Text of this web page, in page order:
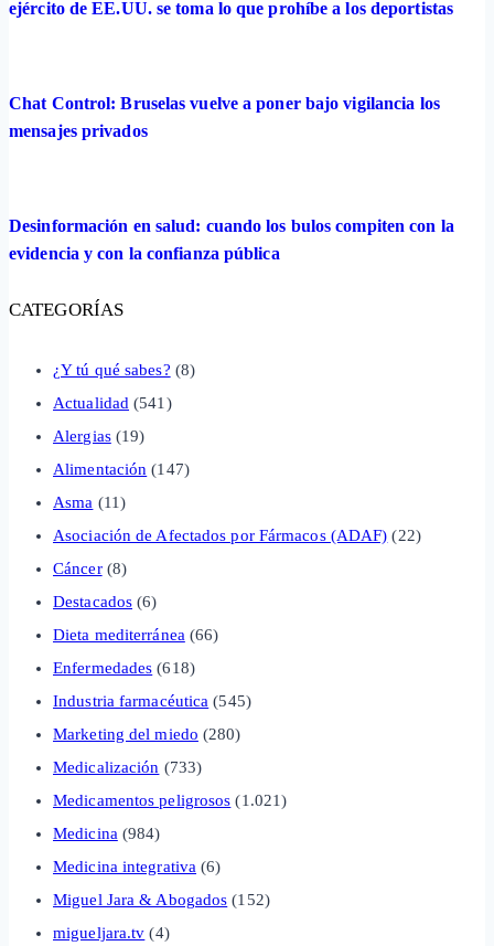
ejército de EE.UU. se toma lo que prohíbe a los deportistas
Chat Control: Bruselas vuelve a poner bajo vigilancia los
mensajes privados
Desinformación en salud: cuando los bulos compiten con la
evidencia y con la confianza pública
CATEGORÍAS
¿Y tú qué sabes? (8)
Actualidad (541)
Alergias(19)
Alimentación (147)
Asma (11)
Asociación de Afectados por Fármacos (ADAF) (22)
Cáncer(8)
Destacados (6)
Dieta mediterránea (66)
Enfermedades (618)
Industria farmacéutica (545)
Marketing del miedo (280)
Medicalización (733)
Medicamentos peligrosos (1.021)
Medicina (984)
Medicina integrativa (6)
Miguel Jara & Abogados (152)
migueljara.tv (4)